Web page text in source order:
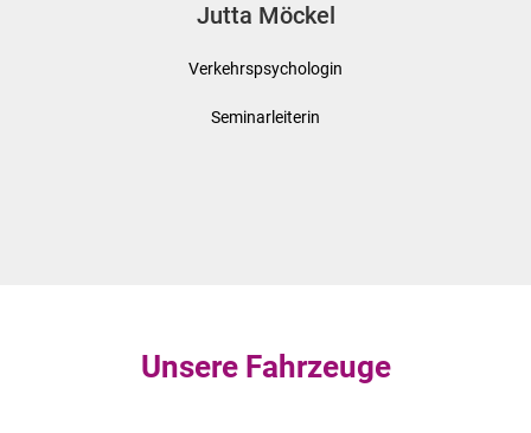
Jutta Möckel
Verkehrspsychologin
Seminarleiterin
Unsere Fahrzeuge